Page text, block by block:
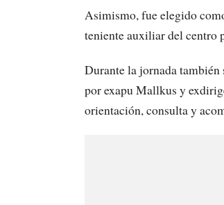
Asimismo, fue elegido
teniente auxiliar del centro
Durante la jornada
por exapu Mallkus y
orientación, consulta y